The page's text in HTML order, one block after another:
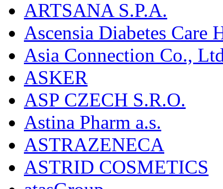
ARTSANA S.P.A.
Ascensia Diabetes Care
Asia Connection Co.,
ASKER
ASP CZECH S.R.O.
Astina Pharm a.s.
ASTRAZENECA
ASTRID COSMETICS